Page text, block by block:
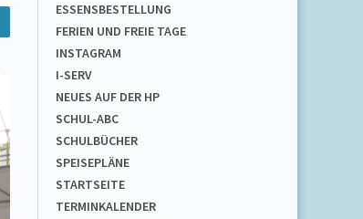
ESSENSBESTELLUNG
FERIEN UND FREIE TAGE
INSTAGRAM
I-SERV
NEUES AUF DER HP
SCHUL-ABC
SCHULBÜCHER
SPEISEPLÄNE
STARTSEITE
TERMINKALENDER